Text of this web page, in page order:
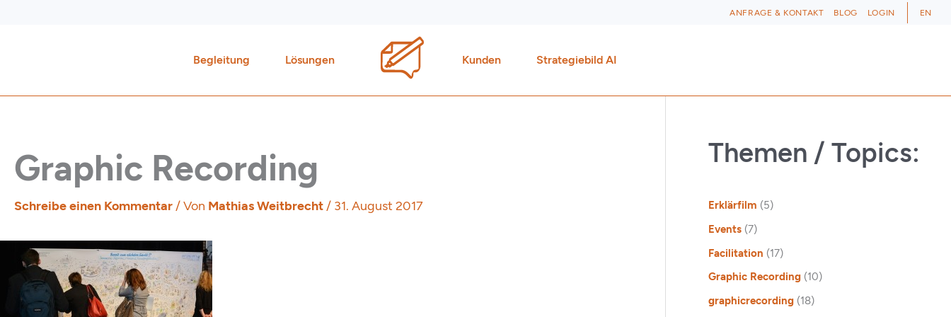
ANFRAGE & KONTAKT BLOG LOGIN EN
Begleitung Lösungen Kunden Strategiebild AI
Graphic Recording
Schreibe einen Kommentar/ Von Mathias Weitbrecht/ 31. August 2017
Themen / Topics:
Erklärfilm (5)
Events(7)
Facilitation (17)
Graphic Recording(10)
graphicrecording(18)